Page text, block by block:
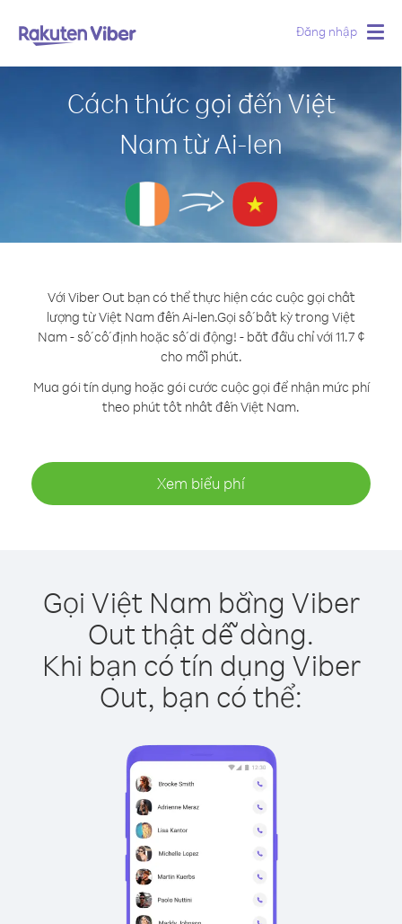
Đăng nhập
Cách thức gọi đến Việt
Nam từ Ai-len
Với Viber Out bạn có thể thực hiện các cuộc gọi chất
lượng từ Việt Nam đến Ai-len.Gọi số bất kỳ trong Việt
Nam - số cố định hoặc số di động! - bắt đầu chỉ với 11.7 ¢
cho mỗi phút.
Mua gói tín dụng hoặc gói cước cuộc gọi để nhận mức phí
theo phút tốt nhất đến Việt Nam.
Xem biểu phí
Gọi Việt Nam bằng Viber
Out thật dễ dàng.
Khi bạn có tín dụng Viber
Out, bạn có thể: